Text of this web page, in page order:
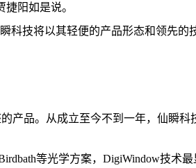
阳如是说。
科技将以其轻便的产品形态和领先的
产品。从成立至今不到一年，仙瞬科
等光学方案，DigiWindow技术